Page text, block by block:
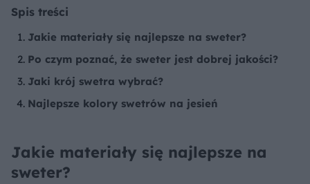
Spis treści
Jakie materiały się najlepsze na sweter?
Po czym poznać, że sweter jest dobrej jakości?
Jaki krój swetra wybrać?
Najlepsze kolory swetrów na jesień
Jakie materiały się najlepsze na
sweter?